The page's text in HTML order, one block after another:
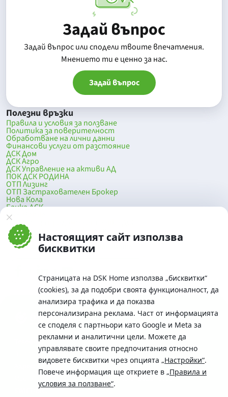
Настоящият сайт използва
бисквитки
Страницата на DSK Home използва „бисквитки“
(cookies), за да подобри своята функционалност, да
анализира трафика и да показва
персонализирана реклама. Част от информацията
се споделя с партньори като Google и Meta за
рекламни и аналитични цели. Можете да
управлявате своите предпочитания относно
видовете бисквитки чрез опцията „Настройки“.
Повече информация ще откриете в „Правила и
условия за ползване“.
Задай въпрос
Задай въпрос или сподели твоите впечатления.
Mнението ти е ценно за нас.
Задай въпрос
Полезни връзки
Правила и условия за ползване
Политика за поверителност
Обработване на лични данни
Финансови услуги от разстояние
ДСК Дом
ДСК Агро
ДСК Управление на активи АД
ПОК ДСК РОДИНА
ОТП Лизинг
ОТП Застрахователен Брокер
Нова Кола
Банка ДСК
DSK Mobile
Оферти за продажба от Банка ДСК
Клонова мрежа и банкомати
До началото на страницата
Телефон:
0700 10 375 / *2375
Московска No.19 / ул. Г. Бенковски No. 5, София 1036
SWIFT/BIC: